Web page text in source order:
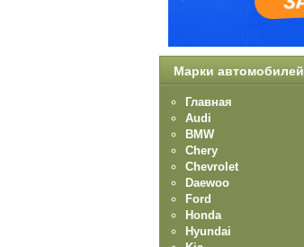
Марки автомобилей
Главная
Audi
BMW
Chery
Chevrolet
Daewoo
Ford
Honda
Hyundai